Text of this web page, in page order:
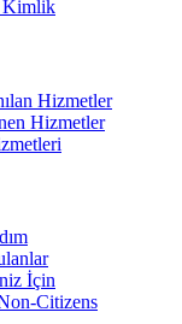
Kimlik
Hizmetler
Hizmetler
İçin
Citizens